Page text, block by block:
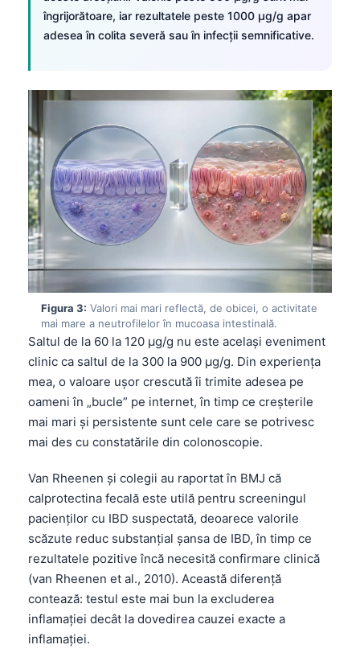
îngrijorătoare, iar rezultatele peste 1000 µg/g apar
adesea în colita severă sau în infecții semnificative.
Figura 3: Valori mai mari reflectă, de obicei, o activitate
mai mare a neutrofilelor în mucoasa intestinală.
Saltul de la 60 la 120 µg/g nu este același eveniment
clinic ca saltul de la 300 la 900 µg/g. Din experiența
mea, o valoare ușor crescută îi trimite adesea pe
oameni în „bucle” pe internet, în timp ce creșterile
mai mari și persistente sunt cele care se potrivesc
mai des cu constatările din colonoscopie.
Van Rheenen și colegii au raportat în BMJ că
calprotectina fecală este utilă pentru screeningul
pacienților cu IBD suspectată, deoarece valorile
scăzute reduc substanțial șansa de IBD, în timp ce
rezultatele pozitive încă necesită confirmare clinică
(van Rheenen et al., 2010). Această diferență
contează: testul este mai bun la excluderea
inflamației decât la dovedirea cauzei exacte a
inflamației.